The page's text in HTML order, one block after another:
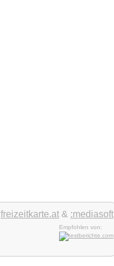
freizeitkarte.at & :mediasoft
Empfohlen von: